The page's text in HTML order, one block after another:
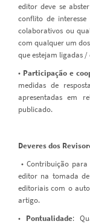
editor deve se
conflito de interesse
colaborativos ou
com qualquer um
que estejam ligadas
• Participação e
medidas de
apresentadas em
publicado.
Deveres dos
• Contribuição
editor na tomada de
editoriais com o
artigo.
• Pontualidade: